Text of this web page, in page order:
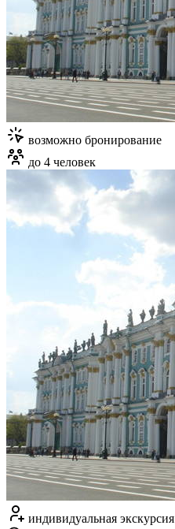
возможно бронирование
до 4 человек
индивидуальная экскурсия